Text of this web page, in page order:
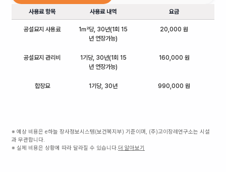
사용료 항목 사용료 내역 요금
공설묘지 사용료
1㎡당, 30년(1회 15
년 연장가능)
20,000 원
공설묘지 관리비
1기당, 30년(1회 15
년 연장가능)
160,000 원
합장묘 1기당, 30년 990,000 원
※ 예상 비용은 e하늘 장사정보시스템(보건복지부) 기준이며, (주)고이장례연구소는 시설
과 무관합니다.
※ 실제 비용은 상황에 따라 달라질 수 있습니다.더 알아보기